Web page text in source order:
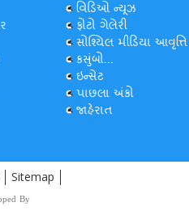
વિડિઓ ન્યૂઝ
ફોટો ગેલેરી
સોશ્યિલ મીડિયા આવૃત્તિ
કસુંબો...
ઇન્સેટ
પાછલા અંકો
જાહેરાત
Sitemap
By